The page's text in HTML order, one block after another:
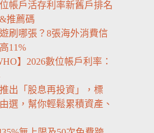
位帳戶活存利率新舊戶排名
推薦碼
刷哪張？8張海外消費信
11%
】2026數位帳戶利率：
出「股息再投資」，標
選，幫你輕鬆累積資產、